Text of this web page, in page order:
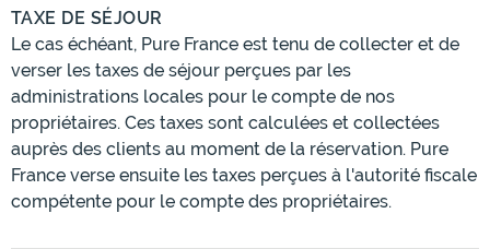
TAXE DE SÉJOUR
Le cas échéant, Pure France est tenu de collecter et de
verser les taxes de séjour perçues par les
administrations locales pour le compte de nos
propriétaires. Ces taxes sont calculées et collectées
auprès des clients au moment de la réservation. Pure
France verse ensuite les taxes perçues à l'autorité fiscale
compétente pour le compte des propriétaires.